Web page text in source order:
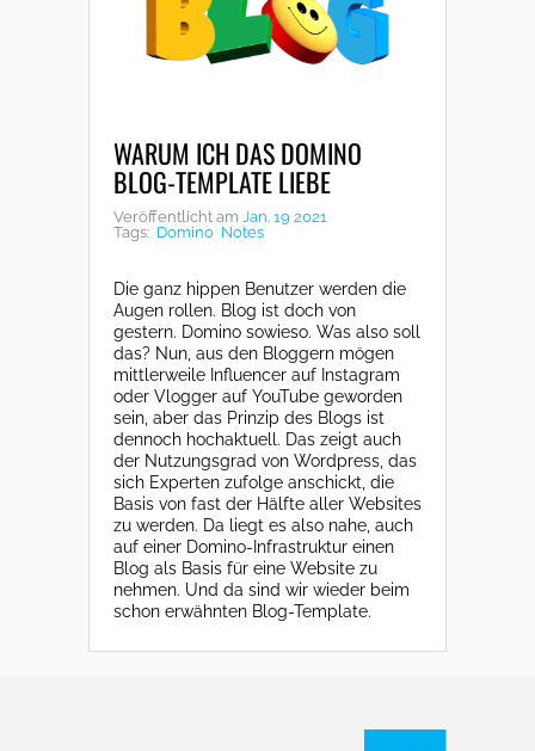
WARUM ICH DAS DOMINO
BLOG-TEMPLATE LIEBE
Veröffentlicht am Jan. 19 2021
Tags: Domino Notes
Die ganz hippen Benutzer werden die
Augen rollen. Blog ist doch von
gestern. Domino sowieso. Was also soll
das? Nun, aus den Bloggern mögen
mittlerweile Influencer auf Instagram
oder Vlogger auf YouTube geworden
sein, aber das Prinzip des Blogs ist
dennoch hochaktuell. Das zeigt auch
der Nutzungsgrad von Wordpress, das
sich Experten zufolge anschickt, die
Basis von fast der Hälfte aller Websites
zu werden. Da liegt es also nahe, auch
auf einer Domino-Infrastruktur einen
Blog als Basis für eine Website zu
nehmen. Und da sind wir wieder beim
schon erwähnten Blog-Template.